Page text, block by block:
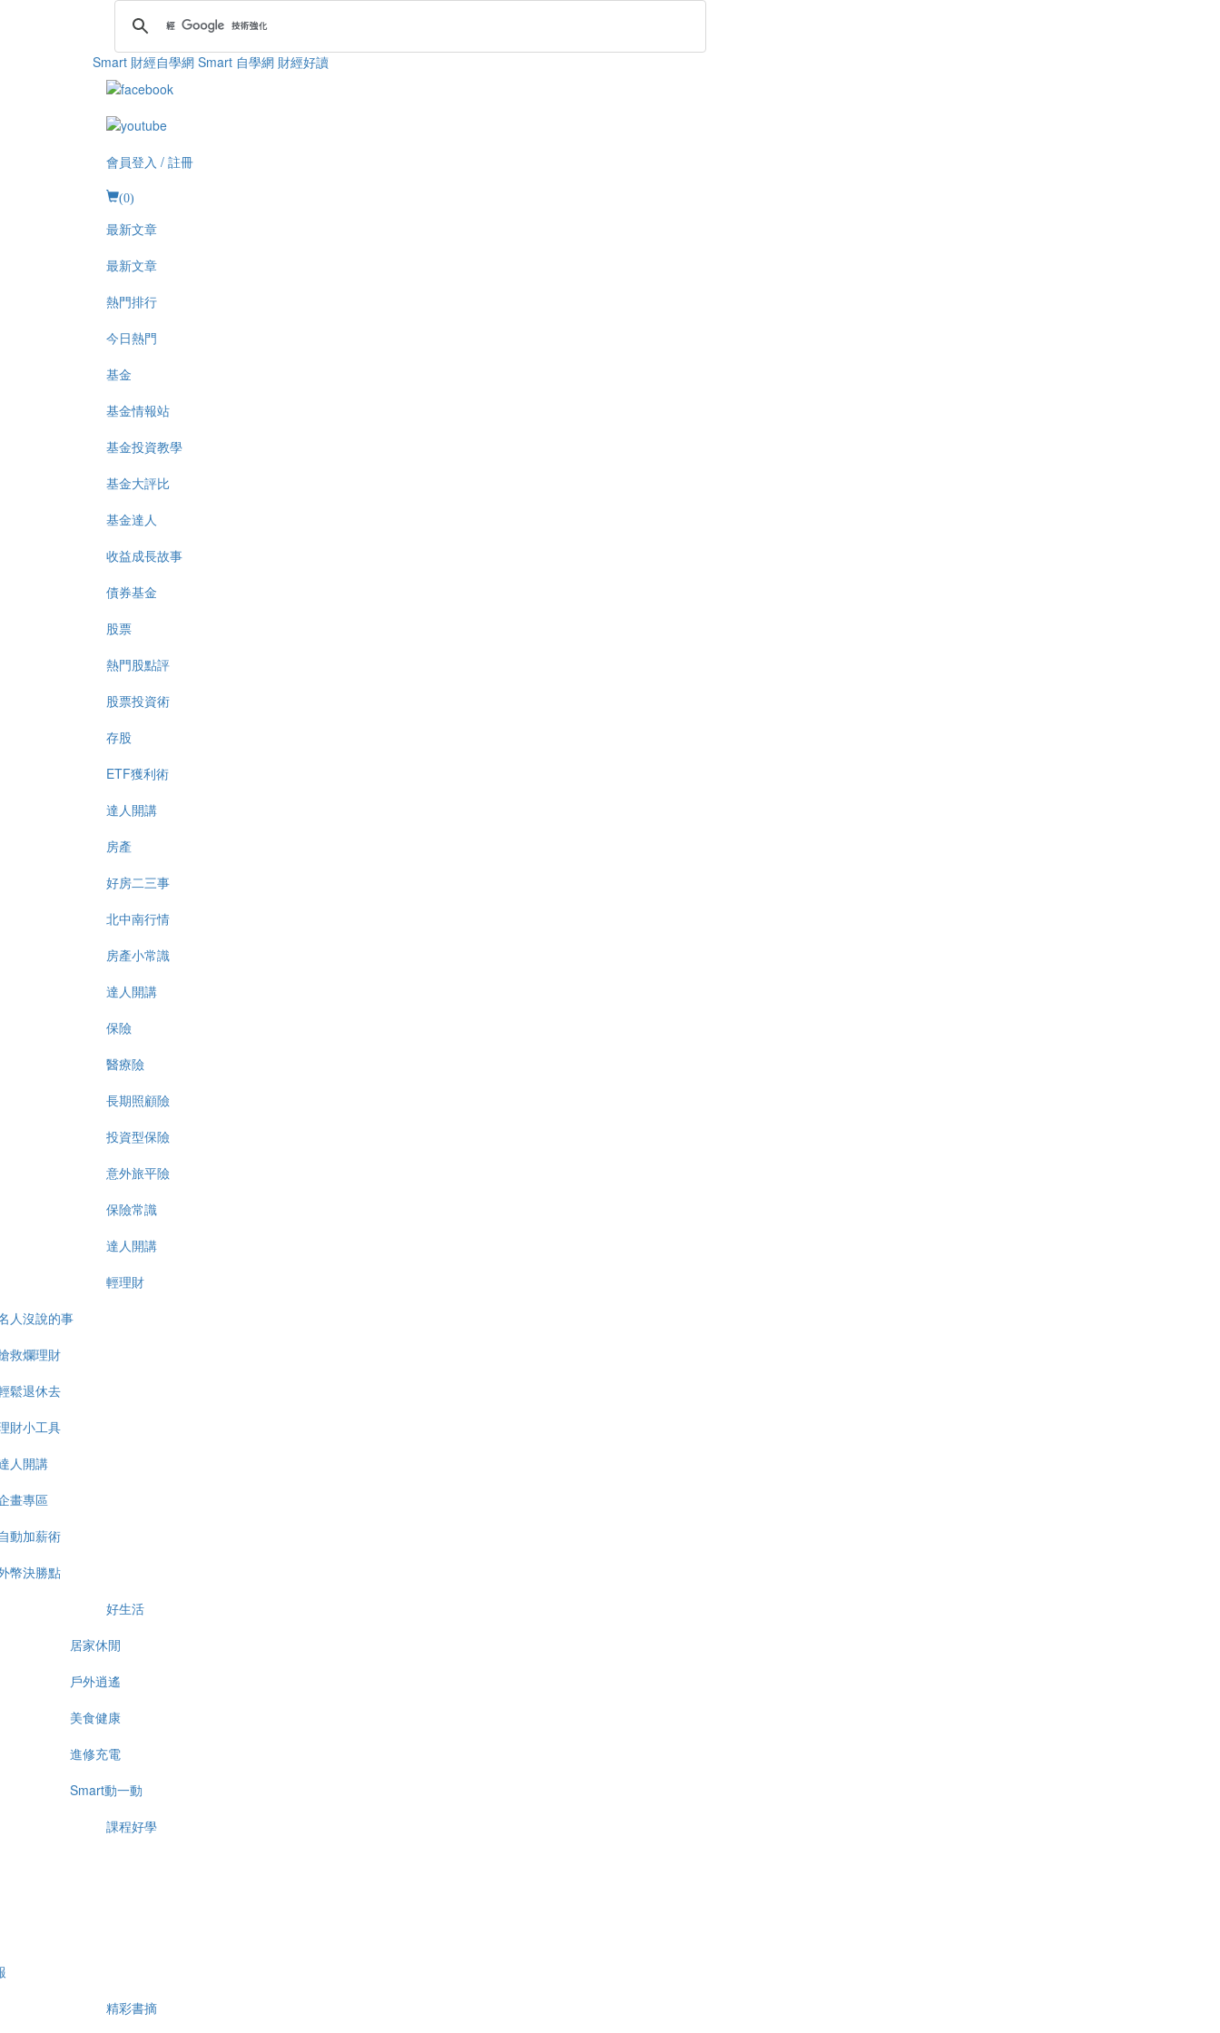
Smart 財經自學網 Smart 自學網 財經好讀
會員登入 / 註冊
(0)
最新文章
最新文章
熱門排行
今日熱門
基金
基金情報站
基金投資教學
基金大評比
基金達人
收益成長故事
債券基金
股票
熱門股點評
股票投資術
存股
ETF獲利術
達人開講
房產
好房二三事
北中南行情
房產小常識
達人開講
保險
醫療險
長期照顧險
投資型保險
意外旅平險
保險常識
達人開講
輕理財
人沒說的事
救爛理財
鬆退休去
財小工具
人開講
畫專區
動加薪術
幣決勝點
好生活
居家休閒
戶外逍遙
美食健康
進修充電
Smart動一動
課程好學
精彩書摘